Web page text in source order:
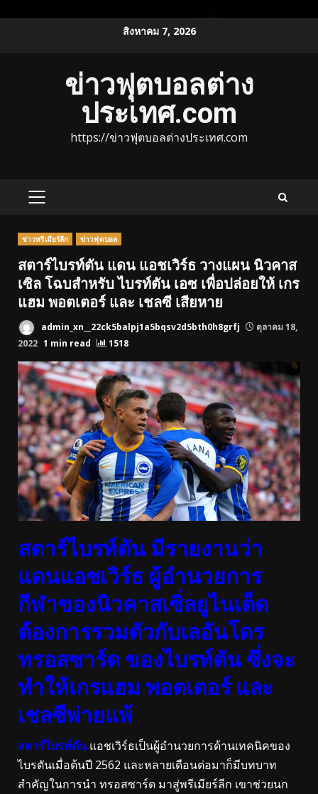
สิงหาคม 7, 2026
ข่าวฟุตบอลต่าง
ประเทศ.com
https://ข่าวฟุตบอลต่างประเทศ.com
PRIMARY
ข่าวพรีเมียร์ลีก ข่าวฟุตบอล
สตาร์ไบรท์ตัน แดน แอชเวิร์ธ วางแผน นิวคาส
เซิล โฉบสำหรับ ไบรท์ตัน เอซ เพื่อปล่อยให้ เกร
แฮม พอตเตอร์ และ เชลซี เสียหาย
admin_xn__22ck5balpj1a5bqsv2d5bth0h8grfj
ตุลาคม 18,
2022 1 min read 1518
สตาร์ไบรท์ตัน มีรายงานว่า
แดนแอชเวิร์ธ ผู้อำนวยการ
กีฬาของนิวคาสเซิ่ลยูไนเต็ด
ต้องการรวมตัวกับเลอันโดร
ทรอสซาร์ด ของไบรท์ตัน ซึ่งจะ
ทำให้เกรแฮม พอตเตอร์ และ
เชลซีพ่ายแพ้
สตาร์ไบรท์ตันแอชเวิร์ธเป็นผู้อำนวยการด้านเทคนิคของ
ไบรตันเมื่อต้นปี 2562 และหลายเดือนต่อมาก็มีบทบาท
สำคัญในการนำ ทรอสซาร์ด มาสู่พรีเมียร์ลีก เขาช่วยนก